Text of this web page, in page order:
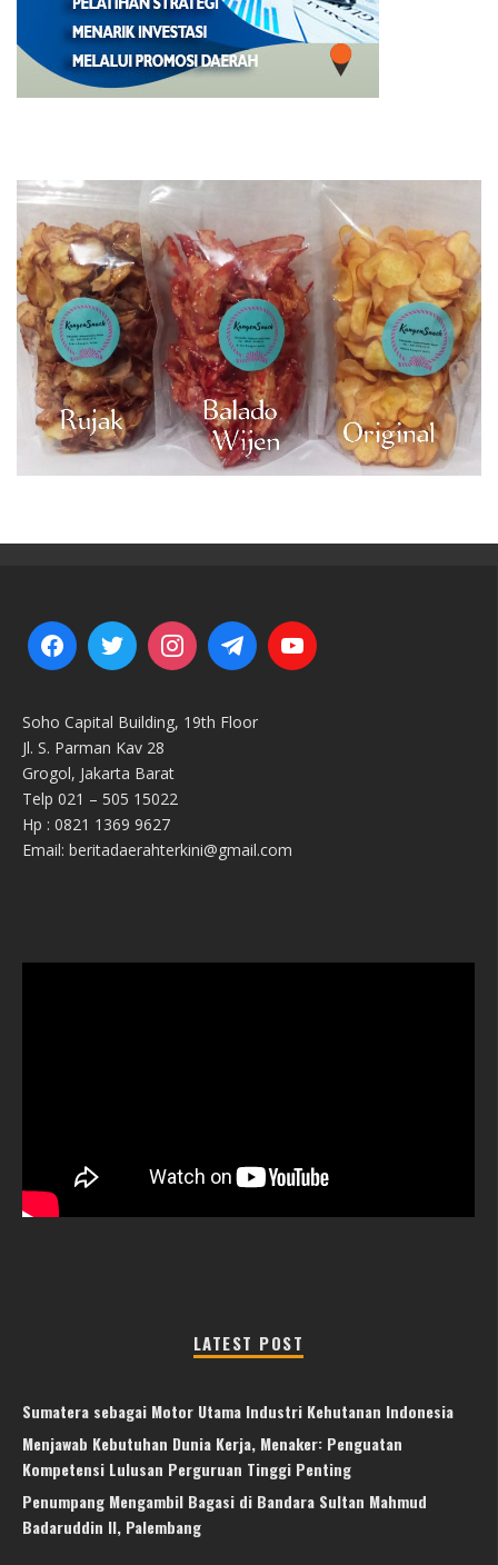
Soho Capital Building, 19th Floor
Jl. S. Parman Kav 28
Grogol, Jakarta Barat
Telp 021 – 505 15022
Hp : 0821 1369 9627
Email: beritadaerahterkini@gmail.com
LATEST POST
Sumatera sebagai Motor Utama Industri Kehutanan Indonesia
Menjawab Kebutuhan Dunia Kerja, Menaker: Penguatan
Kompetensi Lulusan Perguruan Tinggi Penting
Penumpang Mengambil Bagasi di Bandara Sultan Mahmud
Badaruddin II, Palembang